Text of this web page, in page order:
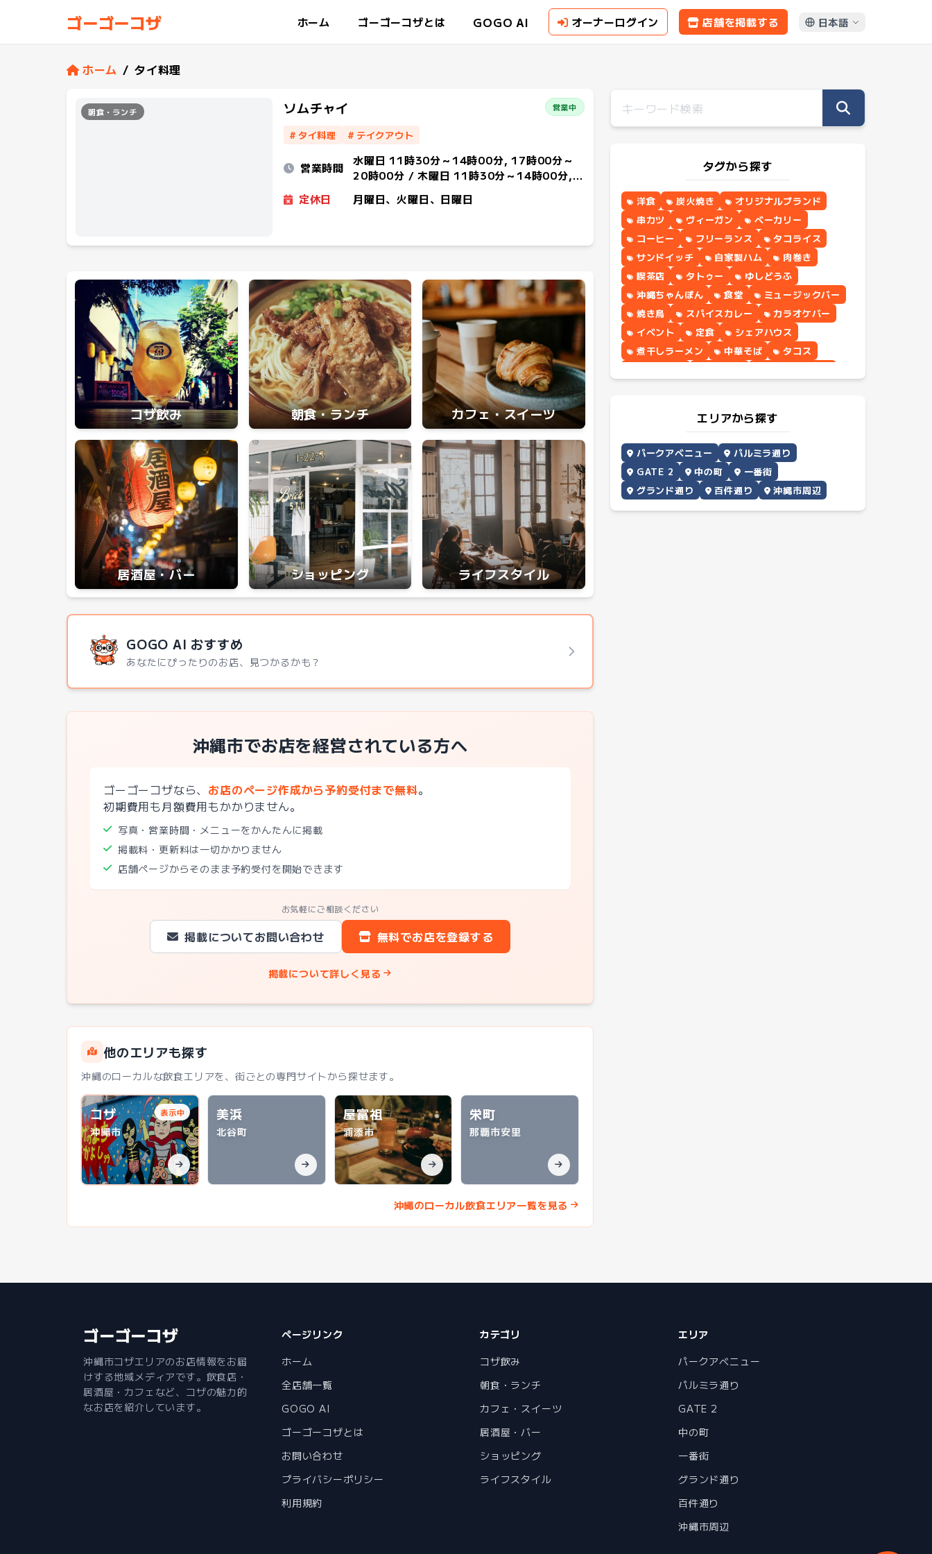
ゴーゴーコザ ホーム ゴーゴーコザとは GOGO AI オーナーログイン 店舗を掲載する 日本語
ホーム / タイ料理
営業中
朝食・ランチ ソムチャイ
# タイ料理 # テイクアウト
営業時間
水曜日 11時30分～14時00分, 17時00分～
20時00分 / 木曜日 11時30分～14時00分,
14時00分, 17時00分～20時00分 / 土曜日
定休日 月曜日、火曜日、日曜日
コザ飲み 朝食・ランチ カフェ・スイーツ
居酒屋・バー ショッピング ライフスタイル
GOGO AI おすすめ
あなたにぴったりのお店、見つかるかも？
沖縄市でお店を経営されている方へ
ゴーゴーコザなら、 お店のページ作成から予約受付まで無料。
初期費用も月額費用もかかりません。
写真・営業時間・メニューをかんたんに掲載
掲載料・更新料は一切かかりません
店舗ページからそのまま予約受付を開始できます
お気軽にご相談ください
掲載についてお問い合わせ 無料でお店を登録する
掲載について詳しく見る
他のエリアも探す
沖縄のローカルな飲食エリアを、街ごとの専門サイトから探せます。
コザ
沖縄市
表示中 美浜
北谷町
屋富祖
浦添市
栄町
那覇市安里
沖縄のローカル飲食エリア一覧を見る
タグから探す
洋食 炭火焼き
オリジナルブランド
串カツ
ヴィーガン
ベーカリー
コーヒー
フリーランス
タコライス
サンドイッチ
自家製ハム
肉巻き
喫茶店
タトゥー
ゆしどうふ
沖縄ちゃんぽん
食堂
ミュージックバー
焼き鳥
スパイスカレー
カラオケバー
イベント
定食
シェアハウス
煮干しラーメン
中華そば
タコス
エリアから探す
パークアベニュー
パルミラ通り
GATE 2
中の町
一番街
グランド通り
百件通り 沖縄市周辺
ゴーゴーコザ
沖縄市コザエリアのお店情報をお届
けする地域メディアです。飲食店・
居酒屋・カフェなど、コザの魅力的
なお店を紹介しています。
ページリンク
ホーム
全店舗一覧
GOGO AI
ゴーゴーコザとは
お問い合わせ
プライバシーポリシー
利用規約
カテゴリ
コザ飲み
朝食・ランチ
カフェ・スイーツ
居酒屋・バー
ショッピング
ライフスタイル
エリア
パークアベニュー
パルミラ通り
GATE 2
中の町
一番街
グランド通り
百件通り
沖縄市周辺